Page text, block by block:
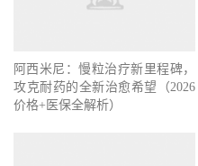
阿西米尼：慢粒治疗新里程碑，
攻克耐药的全新治愈希望（2026
价格+医保全解析）